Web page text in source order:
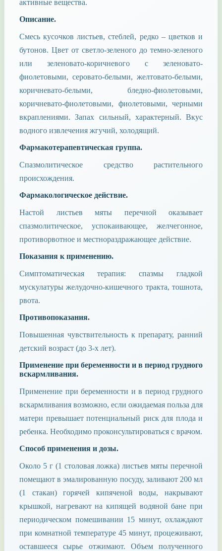
активные вещества.
Описание.
Смесь кусочков листьев, стеблей, редко – цветков и
бутонов. Цвет от светло-зеленого до темно-зеленого
или зеленовато-коричневого с зеленовато-
фиолетовыми, серовато-белыми, желтовато-белыми,
коричневато-белыми, бледно-фиолетовыми,
коричневато-фиолетовыми, фиолетовыми, черными
вкраплениями. Запах сильный, характерный. Вкус
водного извлечения жгучий, холодящий.
Фармакотерапевтическая группа.
Спазмолитическое средство растительного
происхождения.
Фармакологическое действие.
Настой листьев мяты перечной оказывает
спазмолитическое, успокаивающее, желчегонное,
противорвотное и местнораздражающее действие.
Показания к применению.
Симптоматическая терапия: спазмы гладкой
мускулатуры желудочно-кишечного тракта, тошнота,
рвота.
Противопоказания.
Повышенная чувствительность к препарату, ранний
детский возраст (до 3-х лет).
Применение при беременности и в период грудного
вскармливания.
Применение при беременности и в период грудного
вскармливания возможно, если ожидаемая польза для
матери превышает потенциальный риск для плода и
ребенка. Необходимо проконсультироваться с врачом.
Способ применения и дозы.
Около 5 г (1 столовая ложка) листьев мяты перечной
помещают в эмалированную посуду, заливают 200 мл
(1 стакан) горячей кипяченой воды, накрывают
крышкой, нагревают на кипящей водяной бане при
периодическом помешивании 15 минут, охлаждают
при комнатной температуре 45 минут, процеживают,
оставшееся сырье отжимают. Объем полученного